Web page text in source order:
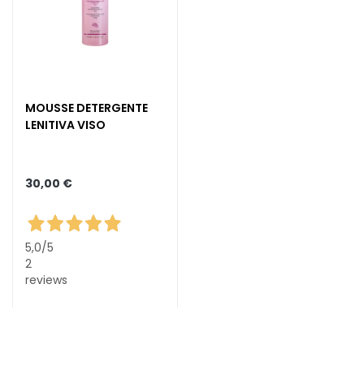
G
c
c
e
M
MOUSSE DETERGENTE
LENITIVA VISO
30,00 €
5,0/5
2
reviews